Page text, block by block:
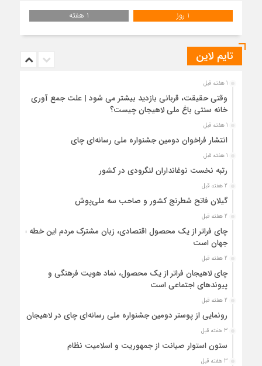
1 روز 1 هفته
تایم لاین
1 هفته قبل
وقتی حقیقت، قربانی بازدید بیشتر می شود | علت جمع آوری
خانه سنتی باغ ملی لاهیجان چیست؟
1 هفته قبل
انتشار فراخوان دومین جشنواره ملی رسانه‌ای چای
1 هفته قبل
رتبه نخست نوغانداران لنگرودی در کشور
2 هفته قبل
گیلان فاتح شطرنج کشور و صاحب سه ملی‌پوش
2 هفته قبل
چای فراتر از یک محصول اقتصادی، زبان مشترک مردم این خطه با
جهان است
2 هفته قبل
چای لاهیجان فراتر از یک محصول، نماد هویت فرهنگی و
پیوندهای اجتماعی است
2 هفته قبل
رونمایی از پوستر دومین جشنواره ملی رسانه‌ای چای در لاهیجان
3 هفته قبل
ستون استوار صیانت از جمهوریت و اسلامیت نظام
3 هفته قبل